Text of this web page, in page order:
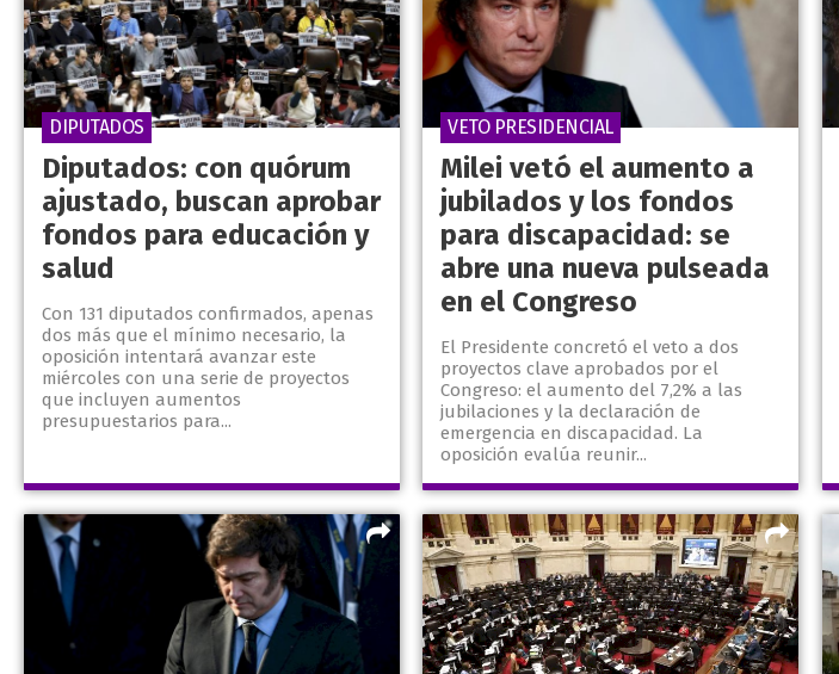
Diputados: con quórum
ajustado, buscan aprobar
fondos para educación y
salud
Con 131 diputados confirmados, apenas
dos más que el mínimo necesario, la
oposición intentará avanzar este
miércoles con una serie de proyectos
que incluyen aumentos
presupuestarios para...
DIPUTADOS
Milei vetó el aumento a
jubilados y los fondos
para discapacidad: se
abre una nueva pulseada
en el Congreso
El Presidente concretó el veto a dos
proyectos clave aprobados por el
Congreso: el aumento del 7,2% a las
jubilaciones y la declaración de
emergencia en discapacidad. La
oposición evalúa reunir...
VETO PRESIDENCIAL